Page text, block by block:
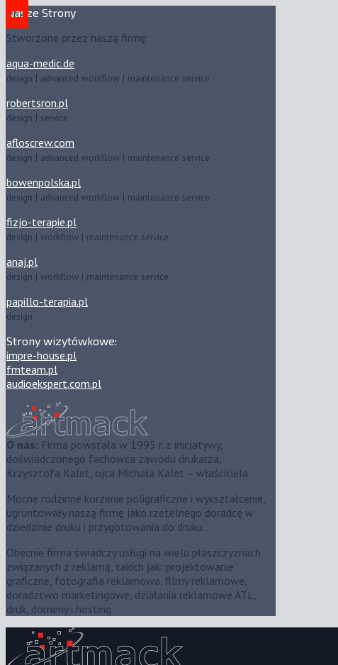
Nasze Strony
Stworzone przez naszą firmę:
aqua-medic.de
design | advanced workflow | maintenance service
robertsron.pl
design | service
afloscrew.com
design | advanced workflow | maintenance service
bowenpolska.pl
design | advanced workflow | maintenance service
fizjo-terapie.pl
design | workflow | maintenance service
anaj.pl
design | workflow | maintenance service
papillo-terapia.pl
design
Strony wizytówkowe:
impre-house.pl
fmteam.pl
audioekspert.com.pl
O nas: Firma powstała w 1995 r. z inicjatywy,
doświadczonego fachowca zawodu drukarza,
Krzysztofa Kalet, ojca Michała Kalet – właściciela.
Mocne rodzinne korzenie poligraficzne i wykształcenie,
ugruntowały naszą firmę jako rzetelnego doradcę w
dziedzinie druku i przygotowania do druku.
Obecnie firma świadczy usługi na wielu płaszczyznach
związanych z reklamą, takich jak: projektowanie
graficzne, fotografia reklamowa, filmy reklamowe,
doradztwo marketingowe, działania reklamowe ATL,
druk, domeny i hosting.